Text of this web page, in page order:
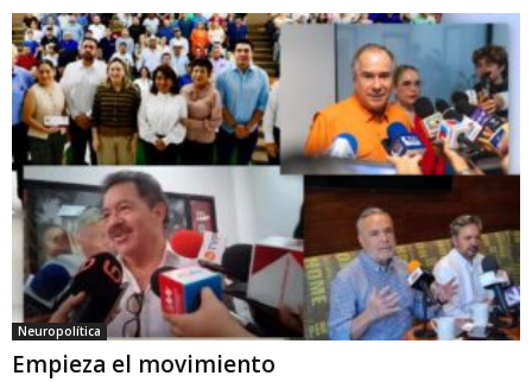
Neuropolítica
Empieza el movimiento